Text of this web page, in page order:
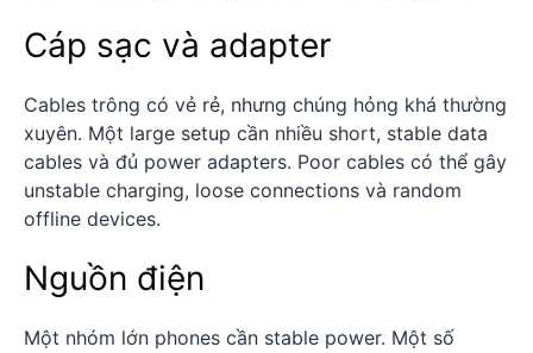
Cáp sạc và adapter
Cables trông có vẻ rẻ, nhưng chúng hỏng khá thường
xuyên. Một large setup cần nhiều short, stable data
cables và đủ power adapters. Poor cables có thể gây
unstable charging, loose connections và random
offline devices.
Nguồn điện
Một nhóm lớn phones cần stable power. Một số